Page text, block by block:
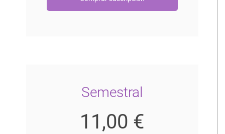
Semestral
11,00 €